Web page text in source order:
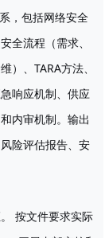
，包括网络安全
全流程（需求、
）、TARA方法、
响应机制、供应
内审机制。输出
险评估报告、安
按文件要求实际